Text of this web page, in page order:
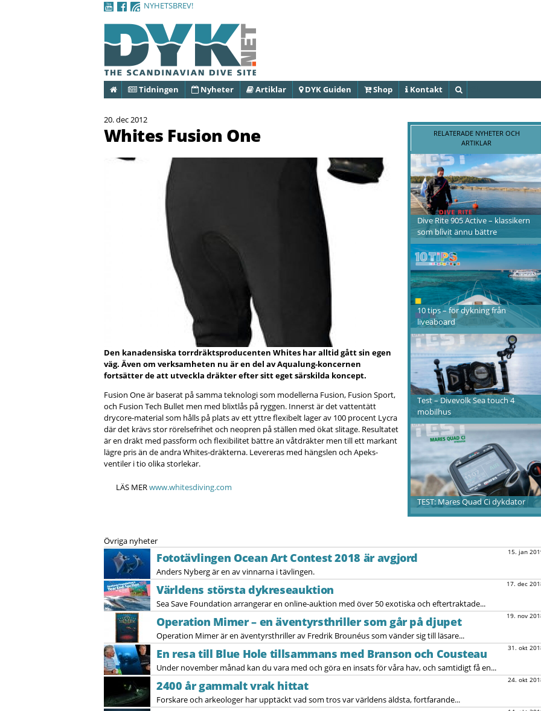
NYHETSBREV!
HemTidningen Nyheter Artiklar DYK Guiden Shop Kontakt
20. dec 2012
Whites Fusion One
Den kanadensiska torrdräktsproducenten Whites har alltid gått sin egen
väg. Även om verksamheten nu är en del av Aqualung-koncernen
fortsätter de att utveckla dräkter efter sitt eget särskilda koncept.
Fusion One är baserat på samma teknologi som modellerna Fusion, Fusion Sport,
och Fusion Tech Bullet men med blixtlås på ryggen. Innerst är det vattentätt
drycore-material som hålls på plats av ett yttre flexibelt lager av 100 procent Lycra
där det krävs stor rörelsefrihet och neopren på ställen med ökat slitage. Resultatet
är en dräkt med passform och flexibilitet bättre än våtdräkter men till ett markant
lägre pris än de andra Whites-dräkterna. Levereras med hängslen och Apeks-
ventiler i tio olika storlekar.
LÄS MERwww.whitesdiving.com
RELATERADE NYHETER OCH
ARTIKLAR
Dive Rite 905 Active – klassikern
som blivit ännu bättre
10 tips – för dykning från
liveaboard
Test – Divevolk Sea touch 4
mobilhus
TEST: Mares Quad Ci dykdator
Övriga nyheter
15. jan
Fototävlingen Ocean Art Contest 2018 är avgjord
Anders Nyberg är en av vinnarna i tävlingen.
17. dec
Världens största dykreseauktion
Sea Save Foundation arrangerar en online-auktion med över 50 exotiska och eftertraktade...
19. nov
Operation Mimer – en äventyrsthriller som går på djupet
Operation Mimer är en äventyrsthriller av Fredrik Brounéus som vänder sig till läsare...
31. okt
En resa till Blue Hole tillsammans med Branson och Cousteau
Under november månad kan du vara med och göra en insats för våra hav, och samtidigt få en...
24. okt
2400 år gammalt vrak hittat
Forskare och arkeologer har upptäckt vad som tros var världens äldsta, fortfarande...